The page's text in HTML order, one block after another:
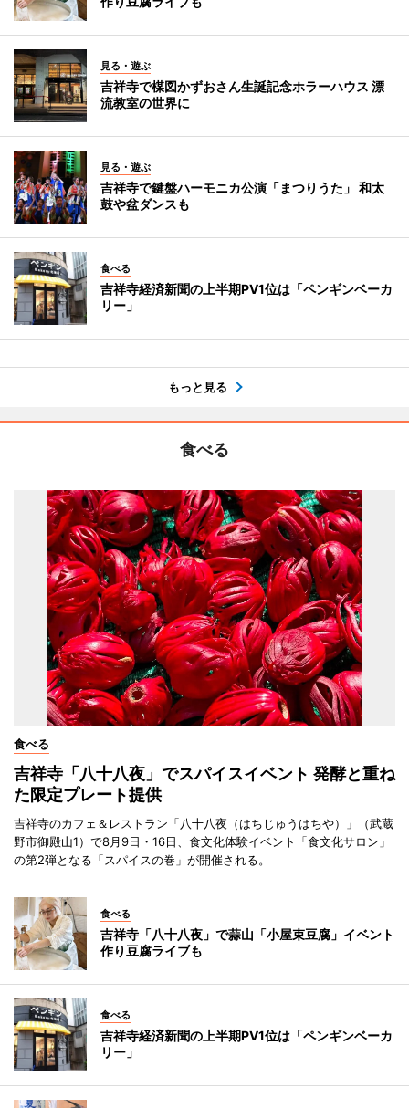
見る・遊ぶ
吉祥寺で楳図かずおさん生誕記念ホラーハウス 漂
流教室の世界に
見る・遊ぶ
吉祥寺で鍵盤ハーモニカ公演「まつりうた」 和太
鼓や盆ダンスも
食べる
吉祥寺経済新聞の上半期PV1位は「ペンギンベーカ
リー」
もっと見る
食べる
食べる
吉祥寺「八十八夜」でスパイスイベント 発酵と重ね
た限定プレート提供
吉祥寺のカフェ＆レストラン「八十八夜（はちじゅうはちや）」（武蔵
野市御殿山1）で8月9日・16日、食文化体験イベント「食文化サロン」
の第2弾となる「スパイスの巻」が開催される。
食べる
吉祥寺「八十八夜」で蒜山「小屋束豆腐」イベント
作り豆腐ライブも
食べる
吉祥寺経済新聞の上半期PV1位は「ペンギンベーカ
リー」